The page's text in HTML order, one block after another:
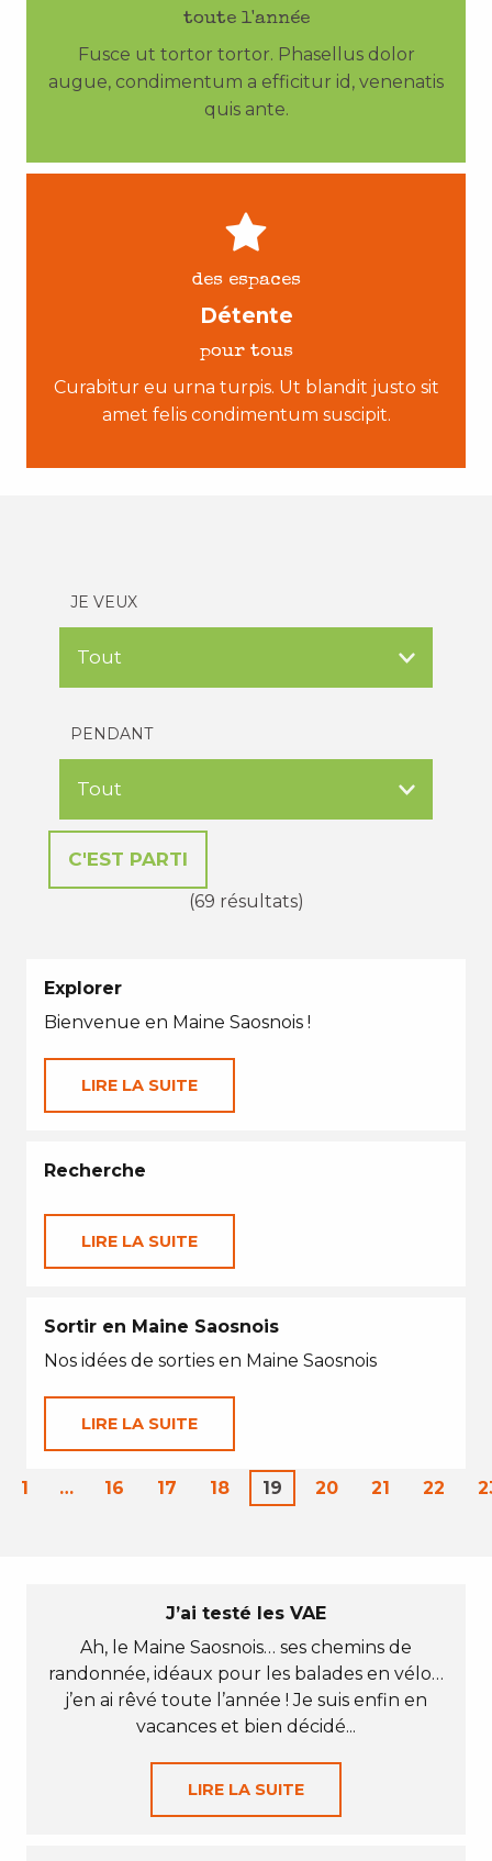
toute l'année
Fusce ut tortor tortor. Phasellus dolor
augue, condimentum a efficitur id, venenatis
quis ante.
des espaces
Détente
pour tous
Curabitur eu urna turpis. Ut blandit justo sit
amet felis condimentum suscipit.
JE VEUX
PENDANT
(69 résultats)
Explorer
Bienvenue en Maine Saosnois !
LIRE LA SUITE
Recherche
LIRE LA SUITE
Sortir en Maine Saosnois
Nos idées de sorties en Maine Saosnois
LIRE LA SUITE
1 … 16 17 18 19 20 21 22
J’ai testé les VAE
Ah, le Maine Saosnois… ses chemins de
randonnée, idéaux pour les balades en vélo…
j’en ai rêvé toute l’année ! Je suis enfin en
vacances et bien décidé...
LIRE LA SUITE